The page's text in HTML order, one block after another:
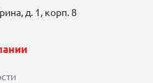
д. 1, корп. 8